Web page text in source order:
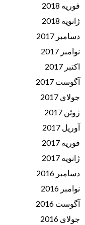
فوریه 2018
ژانویه 2018
دسامبر 2017
نوامبر 2017
اکتبر 2017
آگوست 2017
جولای 2017
ژوئن 2017
آوریل 2017
فوریه 2017
ژانویه 2017
دسامبر 2016
نوامبر 2016
آگوست 2016
جولای 2016